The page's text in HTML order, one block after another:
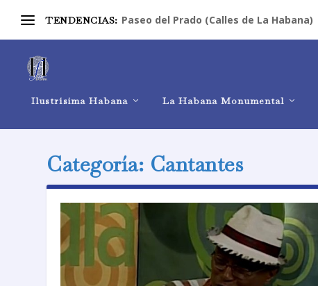
TENDENCIAS: Paseo del Prado (Calles de La Habana)
Ilustrísima Habana La Habana Monumental
Categoría: Cantantes